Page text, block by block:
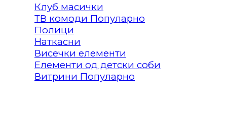
Клуб масички
ТВ комоди
Полици
Наткасни
Висечки елементи
Елементи од детски соби
Витрини